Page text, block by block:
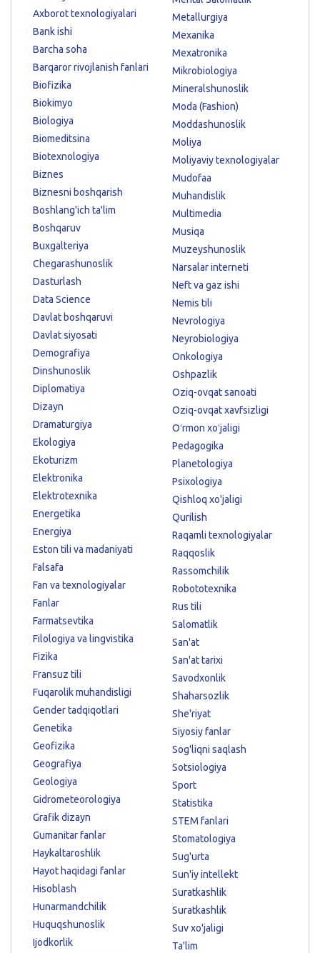
Axborot texnologiyalari
Bank ishi
Barcha soha
Barqaror rivojlanish fanlari
Biofizika
Biokimyo
Biologiya
Biomeditsina
Biotexnologiya
Biznes
Biznesni boshqarish
Boshlang'ich ta'lim
Boshqaruv
Buxgalteriya
Chegarashunoslik
Dasturlash
Data Science
Davlat boshqaruvi
Davlat siyosati
Demografiya
Dinshunoslik
Diplomatiya
Dizayn
Dramaturgiya
Ekologiya
Ekoturizm
Elektronika
Elektrotexnika
Energetika
Energiya
Eston tili va madaniyati
Falsafa
Fan va texnologiyalar
Fanlar
Farmatsevtika
Filologiya va lingvistika
Fizika
Fransuz tili
Fuqarolik muhandisligi
Gender tadqiqotlari
Genetika
Geofizika
Geografiya
Geologiya
Gidrometeorologiya
Grafik dizayn
Gumanitar fanlar
Haykaltaroshlik
Hayot haqidagi fanlar
Hisoblash
Hunarmandchilik
Huquqshunoslik
Ijodkorlik
Metallurgiya
Mexanika
Mexatronika
Mikrobiologiya
Mineralshunoslik
Moda (Fashion)
Moddashunoslik
Moliya
Moliyaviy texnologiyalar
Mudofaa
Muhandislik
Multimedia
Musiqa
Muzeyshunoslik
Narsalar interneti
Neft va gaz ishi
Nemis tili
Nevrologiya
Neyrobiologiya
Onkologiya
Oshpazlik
Oziq-ovqat sanoati
Oziq-ovqat xavfsizligi
Oʻrmon xoʻjaligi
Pedagogika
Planetologiya
Psixologiya
Qishloq xo'jaligi
Qurilish
Raqamli texnologiyalar
Raqqoslik
Rassomchilik
Robototexnika
Rus tili
Salomatlik
San'at
San'at tarixi
Savodxonlik
Shaharsozlik
She'riyat
Siyosiy fanlar
Sog'liqni saqlash
Sotsiologiya
Sport
Statistika
STEM fanlari
Stomatologiya
Sug'urta
Sun'iy intellekt
Suratkashlik
Suratkashlik
Suv xo'jaligi
Ta'lim